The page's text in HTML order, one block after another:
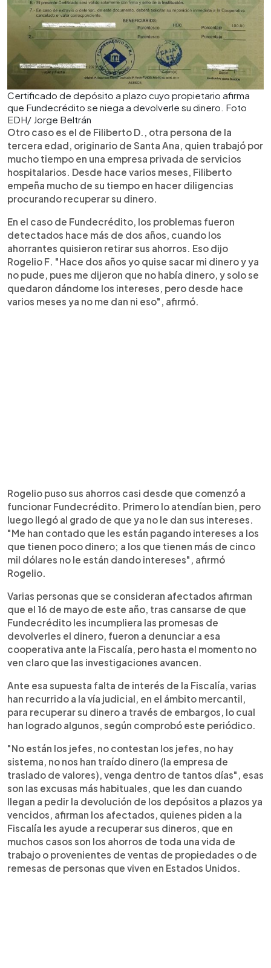
Certificado de depósito a plazo cuyo propietario afirma
que Fundecrédito se niega a devolverle su dinero. Foto
EDH/ Jorge Beltrán
Otro caso es el de Filiberto D., otra persona de la
tercera edad, originario de Santa Ana, quien trabajó por
mucho tiempo en una empresa privada de servicios
hospitalarios. Desde hace varios meses, Filiberto
empeña mucho de su tiempo en hacer diligencias
procurando recuperar su dinero.
En el caso de Fundecrédito, los problemas fueron
detectados hace más de dos años, cuando los
ahorrantes quisieron retirar sus ahorros. Eso dijo
Rogelio F. "Hace dos años yo quise sacar mi dinero y ya
no pude, pues me dijeron que no había dinero, y solo se
quedaron dándome los intereses, pero desde hace
varios meses ya no me dan ni eso", afirmó.
Rogelio puso sus ahorros casi desde que comenzó a
funcionar Fundecrédito. Primero lo atendían bien, pero
luego llegó al grado de que ya no le dan sus intereses.
"Me han contado que les están pagando intereses a los
que tienen poco dinero; a los que tienen más de cinco
mil dólares no le están dando intereses", afirmó
Rogelio.
Varias personas que se consideran afectados afirman
que el 16 de mayo de este año, tras cansarse de que
Fundecrédito les incumpliera las promesas de
devolverles el dinero, fueron a denunciar a esa
cooperativa ante la Fiscalía, pero hasta el momento no
ven claro que las investigaciones avancen.
Ante esa supuesta falta de interés de la Fiscalía, varias
han recurrido a la vía judicial, en el ámbito mercantil,
para recuperar su dinero a través de embargos, lo cual
han logrado algunos, según comprobó este periódico.
"No están los jefes, no contestan los jefes, no hay
sistema, no nos han traído dinero (la empresa de
traslado de valores), venga dentro de tantos días", esas
son las excusas más habituales, que les dan cuando
llegan a pedir la devolución de los depósitos a plazos ya
vencidos, afirman los afectados, quienes piden a la
Fiscalía les ayude a recuperar sus dineros, que en
muchos casos son los ahorros de toda una vida de
trabajo o provenientes de ventas de propiedades o de
remesas de personas que viven en Estados Unidos.